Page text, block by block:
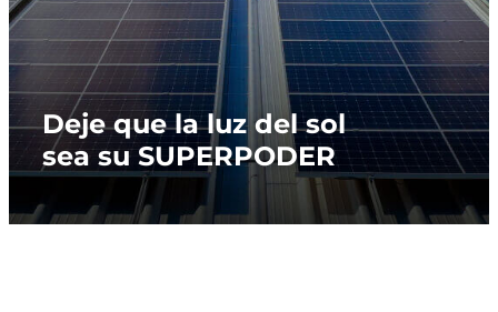
Deje que la luz del sol
sea su SUPERPODER